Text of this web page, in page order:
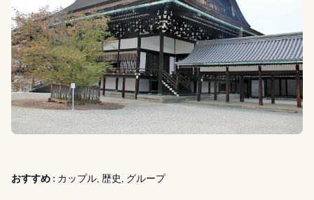
おすすめ : カップル, 歴史, グループ